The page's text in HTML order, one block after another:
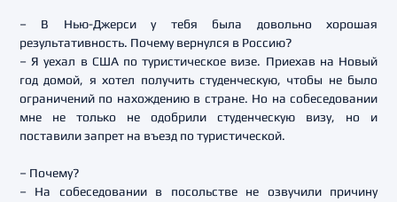
– В Нью-Джерси у тебя была довольно хорошая
результативность. Почему вернулся в Россию?
– Я уехал в США по туристическое визе. Приехав на Новый
год домой, я хотел получить студенческую, чтобы не было
ограничений по нахождению в стране. Но на собеседовании
мне не только не одобрили студенческую визу, но и
поставили запрет на въезд по туристической.
– Почему?
– На собеседовании в посольстве не озвучили причину